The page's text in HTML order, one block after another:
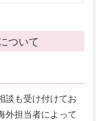
ついて
談も受け付けてお
外担当者によって